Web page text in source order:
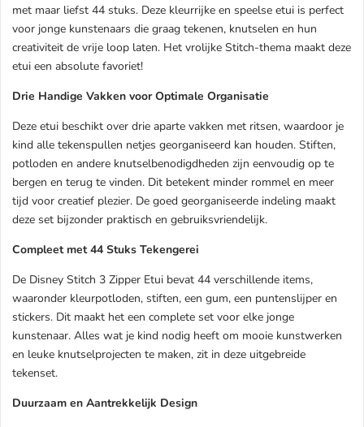
met maar liefst 44 stuks. Deze kleurrijke en speelse etui is perfect
voor jonge kunstenaars die graag tekenen, knutselen en hun
creativiteit de vrije loop laten. Het vrolijke Stitch-thema maakt deze
etui een absolute favoriet!
Drie Handige Vakken voor Optimale Organisatie
Deze etui beschikt over drie aparte vakken met ritsen, waardoor je
kind alle tekenspullen netjes georganiseerd kan houden. Stiften,
potloden en andere knutselbenodigdheden zijn eenvoudig op te
bergen en terug te vinden. Dit betekent minder rommel en meer
tijd voor creatief plezier. De goed georganiseerde indeling maakt
deze set bijzonder praktisch en gebruiksvriendelijk.
Compleet met 44 Stuks Tekengerei
De Disney Stitch 3 Zipper Etui bevat 44 verschillende items,
waaronder kleurpotloden, stiften, een gum, een puntenslijper en
stickers. Dit maakt het een complete set voor elke jonge
kunstenaar. Alles wat je kind nodig heeft om mooie kunstwerken
en leuke knutselprojecten te maken, zit in deze uitgebreide
tekenset.
Duurzaam en Aantrekkelijk Design